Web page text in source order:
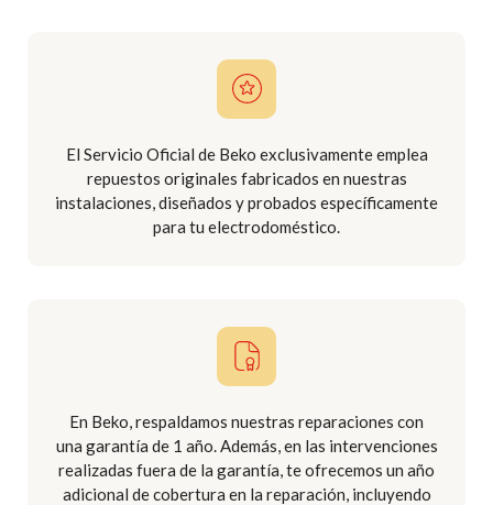
El Servicio Oficial de Beko exclusivamente emplea
repuestos originales fabricados en nuestras
instalaciones, diseñados y probados específicamente
para tu electrodoméstico.
En Beko, respaldamos nuestras reparaciones con
una garantía de 1 año. Además, en las intervenciones
realizadas fuera de la garantía, te ofrecemos un año
adicional de cobertura en la reparación, incluyendo